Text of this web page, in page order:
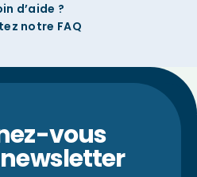
d’aide ?
notre FAQ
vous